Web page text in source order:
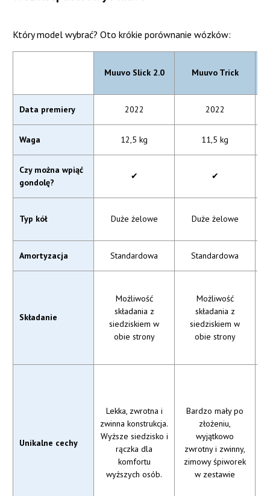
Który model wybrać? Oto krókie porównanie wózków:
Muuvo Slick 2.0 Muuvo Trick
Data premiery 2022 2022
Waga 12,5 kg 11,5 kg
Czy można wpiąć
gondolę?
✔ ✔
Typ kół Duże żelowe Duże żelowe
Amortyzacja Standardowa Standardowa
Składanie
Możliwość
składania z
siedziskiem w
obie strony
Możliwość
składania z
siedziskiem w
obie strony
Unikalne cechy
Lekka, zwrotna i
zwinna konstrukcja.
Wyższe siedzisko i
rączka dla
komfortu
wyższych osób.
Bardzo mały po
złożeniu,
wyjątkowo
zwrotny i zwinny,
zimowy śpiworek
w zestawie